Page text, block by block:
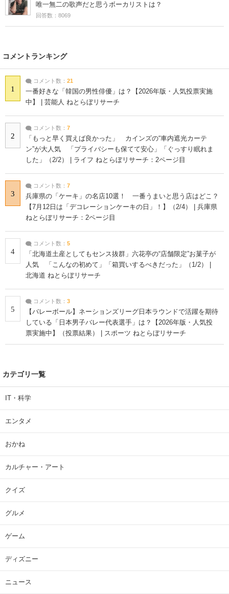
唯一無二の歌声だと思うボーカリストは？
回答数：8069
コメントランキング
1
コメント数： 21
一番好きな「韓国の男性俳優」は？【2026年版・人気投票実施
中】 | 芸能人 ねとらぼリサーチ
2
コメント数： 7
「もっと早く買えば良かった」 カインズの“車内遮光カーテ
ン”が大人気 「プライバシーも保てて安心」「ぐっすり眠れま
した」（2/2） | ライフ ねとらぼリサーチ：2ページ目
3
コメント数： 7
兵庫県の「ケーキ」の名店10選！ 一番うまいと思う店はどこ？
【7月12日は「デコレーションケーキの日」！】（2/4） | 兵庫県
ねとらぼリサーチ：2ページ目
4
コメント数： 5
「北海道土産としてもセンス抜群」六花亭の“店舗限定”お菓子が
人気 「こんなの初めて」「箱買いするべきだった」（1/2） |
北海道 ねとらぼリサーチ
5
コメント数： 3
【バレーボール】ネーションズリーグ日本ラウンドで活躍を期待
している「日本男子バレー代表選手」は？【2026年版・人気投
票実施中】（投票結果） | スポーツ ねとらぼリサーチ
カテゴリ一覧
IT・科学
エンタメ
おかね
カルチャー・アート
クイズ
グルメ
ゲーム
ディズニー
ニュース